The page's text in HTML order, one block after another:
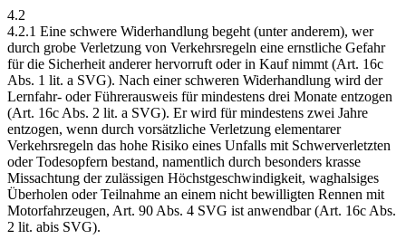
4.2
4.2.1 Eine schwere Widerhandlung begeht (unter anderem), wer
durch grobe Verletzung von Verkehrsregeln eine ernstliche Gefahr
für die Sicherheit anderer hervorruft oder in Kauf nimmt (Art. 16c
Abs. 1 lit. a SVG). Nach einer schweren Widerhandlung wird der
Lernfahr- oder Führerausweis für mindestens drei Monate entzogen
(Art. 16c Abs. 2 lit. a SVG). Er wird für mindestens zwei Jahre
entzogen, wenn durch vorsätzliche Verletzung elementarer
Verkehrsregeln das hohe Risiko eines Unfalls mit Schwerverletzten
oder Todesopfern bestand, namentlich durch besonders krasse
Missachtung der zulässigen Höchstgeschwindigkeit, waghalsiges
Überholen oder Teilnahme an einem nicht bewilligten Rennen mit
Motorfahrzeugen, Art. 90 Abs. 4 SVG ist anwendbar (Art. 16c Abs.
2 lit. abis SVG).